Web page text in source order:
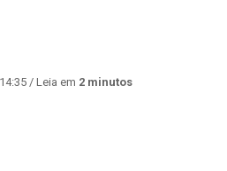
/ Leia em 2 minutos